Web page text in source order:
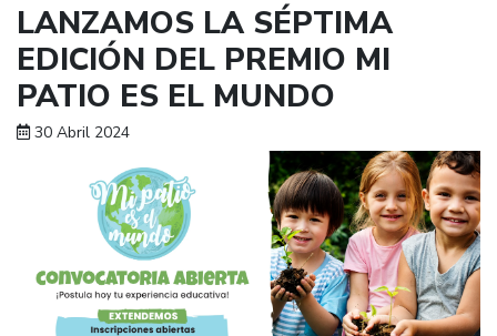
LANZAMOS LA SÉPTIMA
EDICIÓN DEL PREMIO MI
PATIO ES EL MUNDO
30 Abril 2024